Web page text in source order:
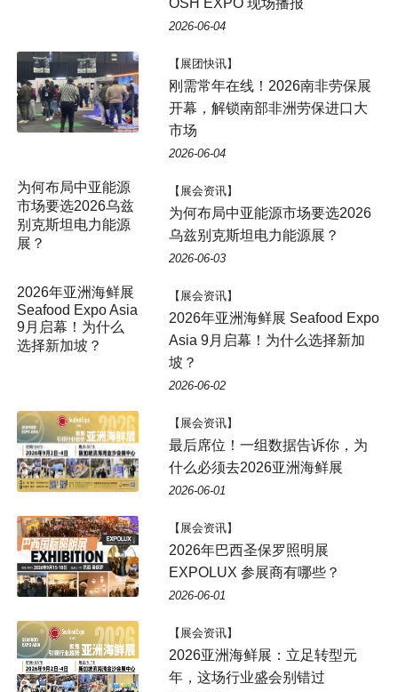
2026-06-04
【展团快讯】
刚需常年在线！2026南非劳保展
开幕，解锁南部非洲劳保进口大
市场
2026-06-04
为何布局中亚能源
市场要选2026乌兹
别克斯坦电力能源
展？
【展会资讯】
为何布局中亚能源市场要选2026
乌兹别克斯坦电力能源展？
2026-06-03
2026年亚洲海鲜展
Seafood Expo Asia
9月启幕！为什么
选择新加坡？
【展会资讯】
2026年亚洲海鲜展 Seafood Expo
Asia 9月启幕！为什么选择新加
坡？
2026-06-02
【展会资讯】
最后席位！一组数据告诉你，为
什么必须去2026亚洲海鲜展
2026-06-01
【展会资讯】
2026年巴西圣保罗照明展
EXPOLUX 参展商有哪些？
2026-06-01
【展会资讯】
2026亚洲海鲜展：立足转型元
年，这场行业盛会别错过